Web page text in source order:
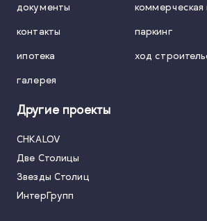
документы
контакты паркинг
ипотека ход
галерея
Другие проекты
CHKALOV
Две Столицы
Звезды Столиц
ИнтерГрупп